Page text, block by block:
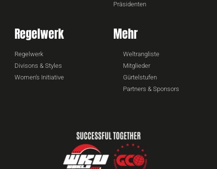
Präsidenten
Regelwerk
Regelwerk
Divisons & Styles
Women's Initiative
Mehr
Weltrangliste
Mitglieder
Gürtelstufen
Partners & Sponsors